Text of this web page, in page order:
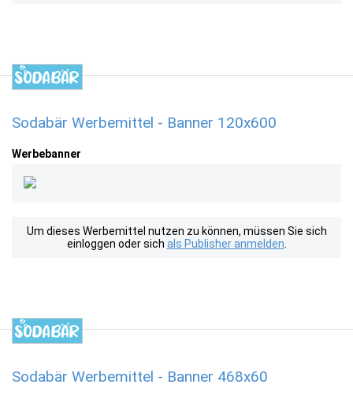
Sodabär Werbemittel - Banner 120x600
Werbebanner
Um dieses Werbemittel nutzen zu können, müssen Sie sich
einloggen oder sich als Publisher anmelden
Sodabär Werbemittel - Banner 468x60